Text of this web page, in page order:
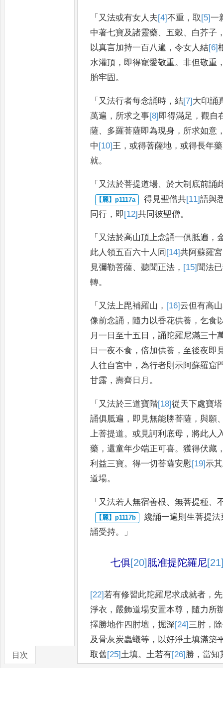
目次
「 又法或有女人夫[4]不重 ，取 [5]一
中著七寶及諸靈藥、五穀、 白芥子
以真言加持一百八遍 ，令女人結[6]
水灌頂 ， 即得寵愛敬重。非但敬重
胎牢固 。
「 又法行者每念誦時 ，結[7] 大印誦
萬遍 ， 所求之事[8] 即得滿足 ，觀自
薩、 多羅菩薩即為現身 ， 所求如意
中 [10]王 ，或得菩薩地 ，或得長年藥
就。
「 又法於菩提道場、於大制底前誦
得見聖僧共[11]語與
同行 ， 即 [12]共 同彼聖僧。
「 又法於高山頂上念誦一俱胝遍 ，
此人領五百六十人同 [14]共阿蘇羅宮
見彌勒菩薩、聽聞正法 ， [15] 聞法
轉。
「 又法上毘補羅山 ， [16] 云但有高
像前念誦 ， 隨力以香花供養 ，乞食
月一日至十五日 ，誦陀羅尼滿三十
日一夜不食 ，倍加供養 ， 至後夜即
人往自宮中 ，為行者則示阿蘇羅窟
甘露 ，壽齊日月 。
「 又法於三道寶階[18]從天下處寶塔
誦俱胝遍 ， 即見無能勝菩薩 ，與願
上菩提道。或見訶利底母 ， 將此人
藥 ，還童年少端正可喜。獲得伏藏
利益三寶。得一切菩薩安慰[19]示
道場。
「 又法若人無宿善根、無菩提種、
纔誦一遍則生菩提法
誦受持。」
七俱[20] 胝准提陀羅尼
[22]若有修習此陀羅尼求成就者 ，
淨衣 ， 嚴飾道場安置本尊 ， 隨力所
擇勝地作四肘壇 ，掘深[24]三肘 ，
及骨灰炭蟲蟻等 ， 以好淨土填滿築
取舊[25]土填。 土若有[26]勝 ，當知